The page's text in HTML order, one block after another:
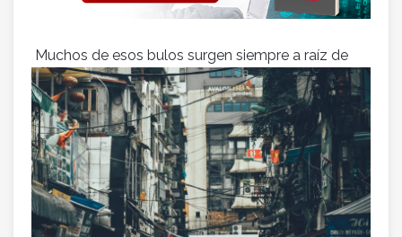
Muchos de esos bulos surgen siempre a raíz de